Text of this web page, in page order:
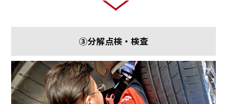
③分解点検・検査